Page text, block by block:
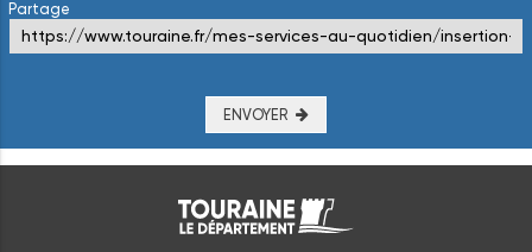
Partage
ENVOYER